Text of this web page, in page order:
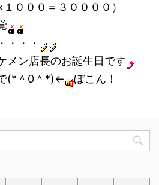
０００＝３００００）
・・・
ン店長のお誕生日です
(*＾0＾*)←
ぼこん！